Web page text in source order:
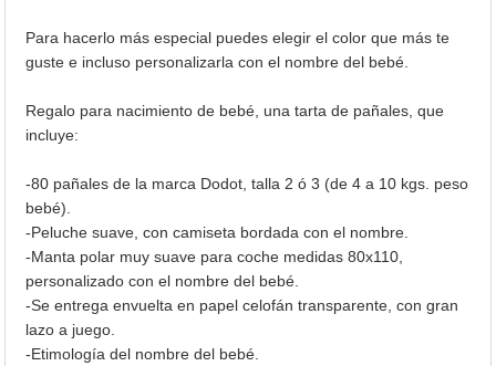
Para hacerlo más especial puedes elegir el color que más te
guste e incluso personalizarla con el nombre del bebé.
Regalo para nacimiento de bebé, una tarta de pañales, que
incluye:
-80 pañales de la marca Dodot, talla 2 ó 3 (de 4 a 10 kgs. peso
bebé).
-Peluche suave, con camiseta bordada con el nombre.
-Manta polar muy suave para coche medidas 80x110,
personalizado con el nombre del bebé.
-Se entrega envuelta en papel celofán transparente, con gran
lazo a juego.
-Etimología del nombre del bebé.